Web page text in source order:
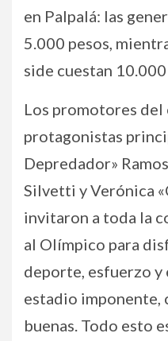
en Palpalá: las
5.000 pesos,
side cuestan
Los promotores
protagonistas
Depredador»
Silvetti y Verónica
invitaron a toda la
al Olímpico para
deporte, esfuerzo y
estadio imponente,
buenas. Todo esto